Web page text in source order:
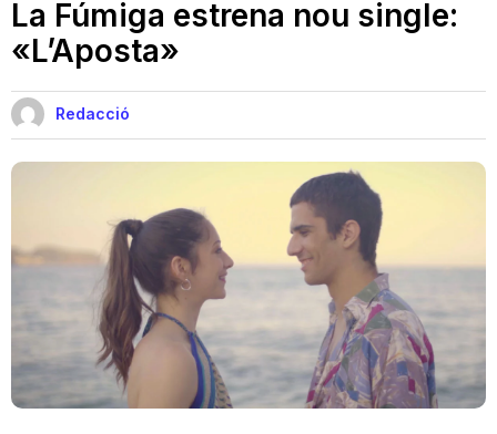
Cinema i Televisió
Teatre
Internet
La Fúmiga estrena nou single:
«L’Aposta»
Redacció